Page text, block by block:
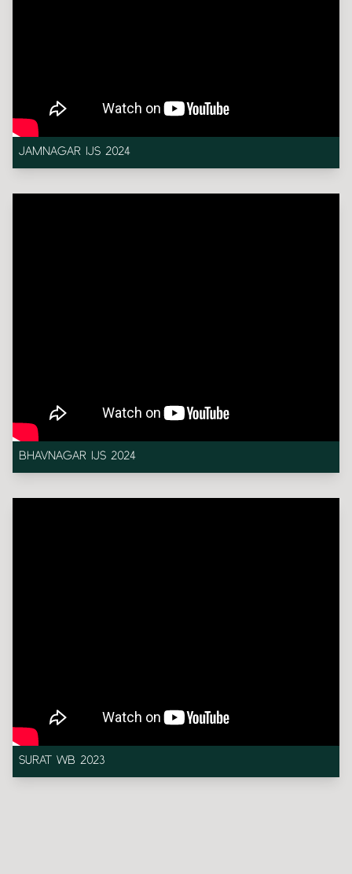
JAMNAGAR IJS 2024
BHAVNAGAR IJS 2024
SURAT WB 2023